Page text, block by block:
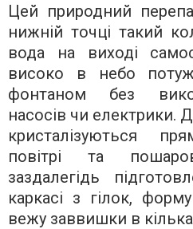
Цей природний
нижній точці такий
вода на виході
високо в небо
фонтаном без
насосів чи електрики.
кристалізуються
повітрі та
заздалегідь
каркасі з гілок,
вежу заввишки в